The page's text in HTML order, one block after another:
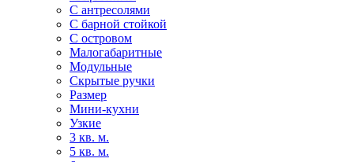
С антресолями
С барной стойкой
С островом
Малогабаритные
Модульные
Скрытые ручки
Размер
Мини-кухни
Узкие
3 кв. м.
5 кв. м.